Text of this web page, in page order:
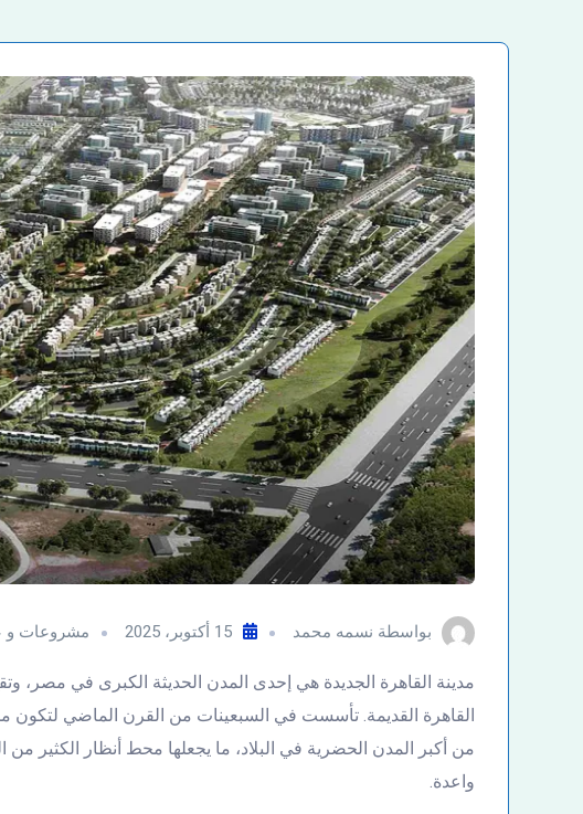
بواسطة نسمه محمد 15 أكتوبر، 2025 مشروعات و
القاهرة القديمة. تأسست في السبعينات من القرن الماضي لتكون
من أكبر المدن الحضرية في البلاد، ما يجعلها محط أنظار الكثير
واعدة.